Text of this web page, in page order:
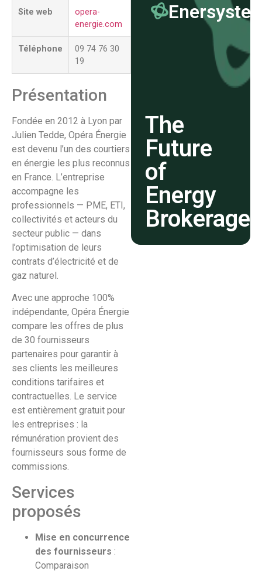
Site web
opera-
energie.com
Téléphone
09 74 76 30
19
Présentation
Fondée en 2012 à Lyon par
Julien Tedde, Opéra Énergie
est devenu l’un des courtiers
en énergie les plus reconnus
en France. L’entreprise
accompagne les
professionnels — PME, ETI,
collectivités et acteurs du
secteur public — dans
l’optimisation de leurs
contrats d’électricité et de
gaz naturel.
Avec une approche 100%
indépendante, Opéra Énergie
compare les offres de plus
de 30 fournisseurs
partenaires pour garantir à
ses clients les meilleures
conditions tarifaires et
contractuelles. Le service
est entièrement gratuit pour
les entreprises : la
rémunération provient des
fournisseurs sous forme de
commissions.
Services
proposés
Mise en concurrence
des fournisseurs :
Comparaison
The
Future
of
Energy
Brokerage